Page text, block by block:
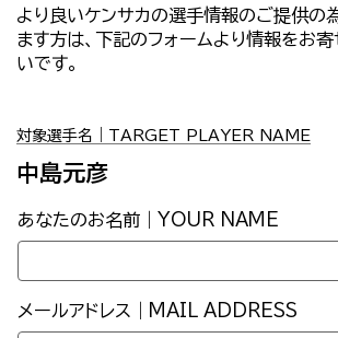
より良いケンサカの選手情報のご提供の
ます方は、下記のフォームより情報をお
いです。
対象選手名｜TARGET PLAYER NAME
中島元彦
あなたのお名前｜YOUR NAME
メールアドレス｜MAIL ADDRESS